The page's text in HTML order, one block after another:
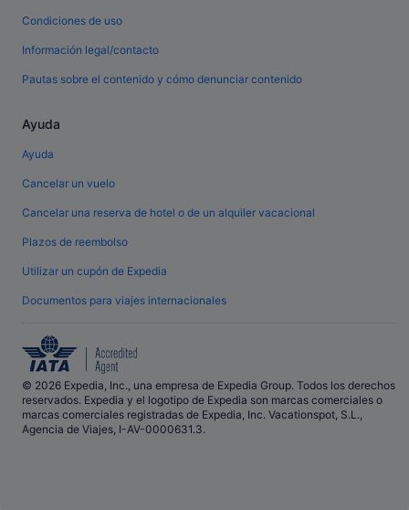
Condiciones de uso
Información legal/contacto
Pautas sobre el contenido y cómo denunciar contenido
Ayuda
Ayuda
Cancelar un vuelo
Cancelar una reserva de hotel o de un alquiler vacacional
Plazos de reembolso
Utilizar un cupón de Expedia
Documentos para viajes internacionales
© 2026 Expedia, Inc., una empresa de Expedia Group. Todos los derechos
reservados. Expedia y el logotipo de Expedia son marcas comerciales o
marcas comerciales registradas de Expedia, Inc. Vacationspot, S.L.,
Agencia de Viajes, I-AV-0000631.3.